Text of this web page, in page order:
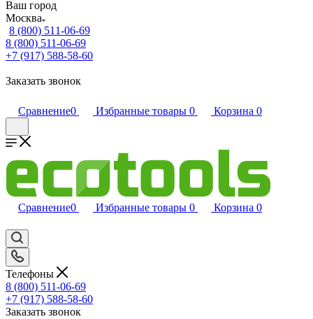
Ваш город
Москва
8 (800) 511-06-69
8 (800) 511-06-69
+7 (917) 588-58-60
Заказать звонок
Сравнение0 Избранные товары 0 Корзина 0
Сравнение0 Избранные товары 0 Корзина 0
Телефоны
8 (800) 511-06-69
+7 (917) 588-58-60
Заказать звонок